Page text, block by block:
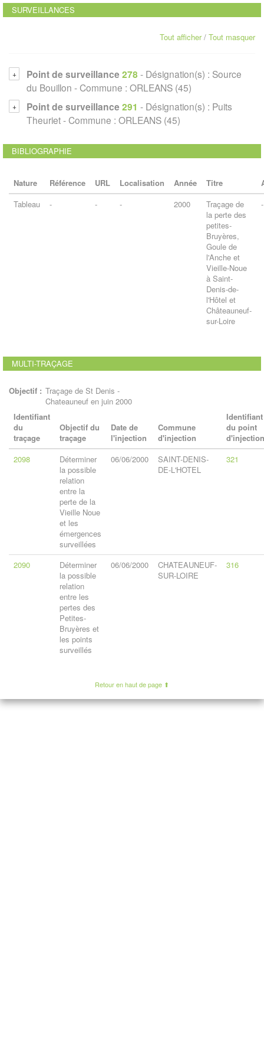
SURVEILLANCES
Tout afficher/ Tout masquer
Point de surveillance 278 - Désignation(s) : Source
du Bouillon -Commune : ORLEANS (45)
Point de surveillance 291 - Désignation(s) : Puits
Theuriet-Commune : ORLEANS (45)
BIBLIOGRAPHIE
Nature Référence URL Localisation Année Titre
Tableau
- - - 2000
Traçage de
la perte des
petites-
Bruyères,
Goule de
l'Anche et
Vieille-Noue
à Saint-
Denis-de-
l'Hôtel et
Châteauneuf-
sur-Loire
-
MULTI-TRAÇAGE
Objectif : Traçage de St Denis -
Chateauneuf en juin 2000
Identifiant
du
traçage
Objectif du
traçage
Date de
l'injection
Commune
d'injection
Identifiant
du point
d'injection
2098
Déterminer
la possible
relation
entre la
perte de la
Vieille Noue
et les
émergences
surveillées
06/06/2000
SAINT-DENIS-
DE-L'HOTEL
321
2090
Déterminer
la possible
relation
entre les
pertes des
Petites-
Bruyères et
les points
surveillés
06/06/2000
CHATEAUNEUF-
SUR-LOIRE
316
Retour en haut de page ⬆︎